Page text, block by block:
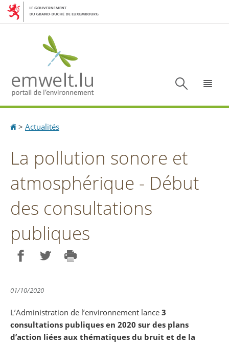
Aller
Aller
Accueil
> Actualités
La pollution sonore et
atmosphérique - Début
des consultations
publiques
01/10/2020
L’Administration de l’environnement lance 3
consultations publiques en 2020 sur des plans
d’action liées aux thématiques du bruit et de la